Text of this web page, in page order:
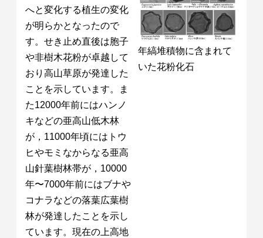
へと変化する植生の変化
が明らかとなったので
す。せき止め直後は胞子
や非樹木花粉が卓越して
おり高山草原が発達した
ことを示しています。ま
た12000年前にはハンノ
キなどの亜高山低木林
が，11000年頃にはトウ
ヒやモミなからなる亜高
山針葉樹林帯が，10000
年〜7000年前にはブナや
コナラなどの落葉広葉樹
林が発達したことを示し
ています。現在の上高地
年縞堆積物に含まれて
いた花粉化石